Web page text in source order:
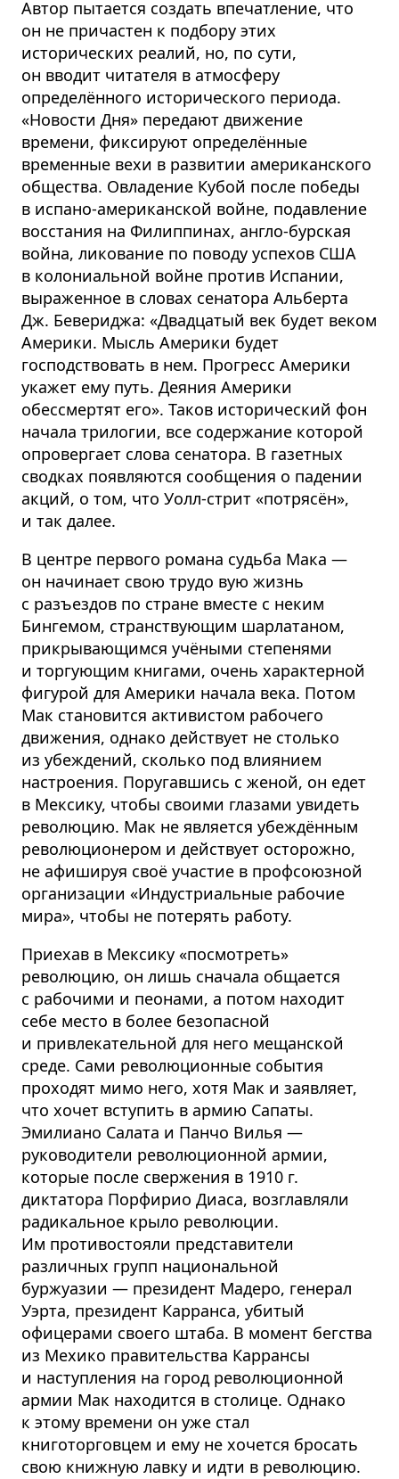
Автор пытается создать впечатление, что
он не причастен к подбору этих
исторических реалий, но, по сути,
он вводит читателя в атмосферу
определённого исторического периода.
«Новости Дня» передают движение
времени, фиксируют определённые
временные вехи в развитии американского
общества. Овладение Кубой после победы
в испано-американской войне, подавление
восстания на Филиппинах, англо-бурская
война, ликование по поводу успехов США
в колониальной войне против Испании,
выраженное в словах сенатора Альберта
Дж. Бевериджа: «Двадцатый век будет веком
Америки. Мысль Америки будет
господствовать в нем. Прогресс Америки
укажет ему путь. Деяния Америки
обессмертят его». Таков исторический фон
начала трилогии, все содержание которой
опровергает слова сенатора. В газетных
сводках появляются сообщения о падении
акций, о том, что Уолл-стрит «потрясён»,
и так далее.
В центре первого романа судьба Мака —
он начинает свою трудо вую жизнь
с разъездов по стране вместе с неким
Бингемом, странствующим шарлатаном,
прикрывающимся учёными степенями
и торгующим книгами, очень характерной
фигурой для Америки начала века. Потом
Мак становится активистом рабочего
движения, однако действует не столько
из убеждений, сколько под влиянием
настроения. Поругавшись с женой, он едет
в Мексику, чтобы своими глазами увидеть
революцию. Мак не является убеждённым
революционером и действует осторожно,
не афишируя своё участие в профсоюзной
организации «Индустриальные рабочие
мира», чтобы не потерять работу.
Приехав в Мексику «посмотреть»
революцию, он лишь сначала общается
с рабочими и пеонами, а потом находит
себе место в более безопасной
и привлекательной для него мещанской
среде. Сами революционные события
проходят мимо него, хотя Мак и заявляет,
что хочет вступить в армию Сапаты.
Эмилиано Салата и Панчо Вилья —
руководители революционной армии,
которые после свержения в 1910 г.
диктатора Порфирио Диаса, возглавляли
радикальное крыло революции.
Им противостояли представители
различных групп национальной
буржуазии — президент Мадеро, генерал
Уэрта, президент Карранса, убитый
офицерами своего штаба. В момент бегства
из Мехико правительства Каррансы
и наступления на город революционной
армии Мак находится в столице. Однако
к этому времени он уже стал
книготорговцем и ему не хочется бросать
свою книжную лавку и идти в революцию.